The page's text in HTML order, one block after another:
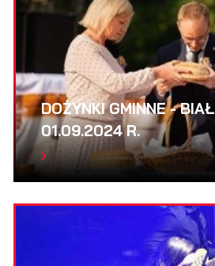
DOŻYNKI GMINNE -
01.09.2024 R.